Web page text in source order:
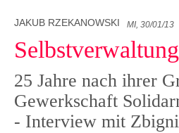
JAKUB RZEKANOWSKI MI, 30/01/13
25 Jahre nach ihrer
Gewerkschaft
- Interview mit